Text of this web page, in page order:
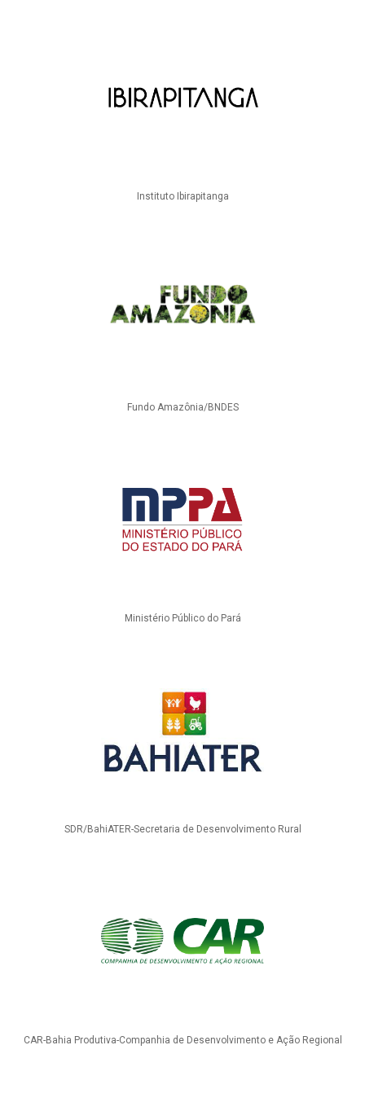
Instituto Ibirapitanga
Fundo Amazônia/BNDES
Ministério Público do Pará
SDR/BahiATER-Secretaria de Desenvolvimento Rural
CAR-Bahia Produtiva-Companhia de Desenvolvimento e Ação Regional